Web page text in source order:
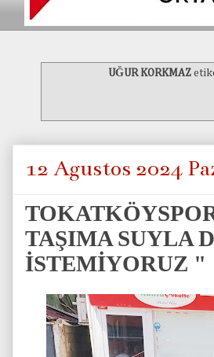
UĞUR KORKMAZ
12 Ağustos 2024
TAŞIMA SUYLA
İSTEMİYORUZ "